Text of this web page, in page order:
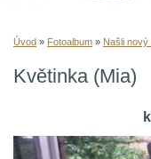
Úvod » Fotoalbum » Našli nový
Květinka (Mia)